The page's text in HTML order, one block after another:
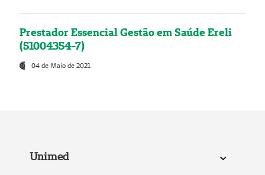
Prestador Essencial Gestão em Saúde Ereli
(51004354-7)
04 de Maio de 2021
Unimed